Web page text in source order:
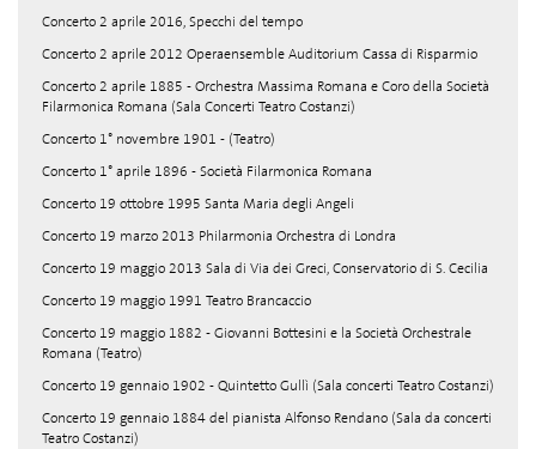
Concerto 2 aprile 2016, Specchi del tempo
Concerto 2 aprile 2012 Operaensemble Auditorium Cassa di Risparmio
Concerto 2 aprile 1885 - Orchestra Massima Romana e Coro della Società
Filarmonica Romana (Sala Concerti Teatro Costanzi)
Concerto 1° novembre 1901 - (Teatro)
Concerto 1° aprile 1896 - Società Filarmonica Romana
Concerto 19 ottobre 1995 Santa Maria degli Angeli
Concerto 19 marzo 2013 Philarmonia Orchestra di Londra
Concerto 19 maggio 2013 Sala di Via dei Greci, Conservatorio di S. Cecilia
Concerto 19 maggio 1991 Teatro Brancaccio
Concerto 19 maggio 1882 - Giovanni Bottesini e la Società Orchestrale
Romana (Teatro)
Concerto 19 gennaio 1902 - Quintetto Gullì (Sala concerti Teatro Costanzi)
Concerto 19 gennaio 1884 del pianista Alfonso Rendano (Sala da concerti
Teatro Costanzi)